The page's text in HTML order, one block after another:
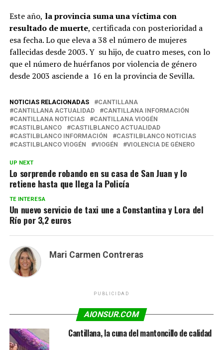
Este año, la provincia suma una víctima con
resultado de muerte, certificada con posterioridad a
esa fecha. Lo que eleva a 38 el número de mujeres
fallecidas desde 2003. Y su hijo, de cuatro meses, con lo
que el número de huérfanos por violencia de género
desde 2003 asciende a 16 en la provincia de Sevilla.
NOTICIAS RELACIONADAS
CANTILLANA
CANTILLANA ACTUALIDAD
CANTILLANA INFORMACIÓN
CANTILLANA NOTICIAS
CANTILLANA VIOGÉN
CASTILBLANCO
CASTILBLANCO ACTUALIDAD
CASTILBLANCO INFORMACIÓN
CASTILBLANCO NOTICIAS
CASTILBLANCO VIOGÉN
VIOGÉN VIOLENCIA DE GÉNERO
UP NEXT
Lo sorprende robando en su casa de San Juan y lo
retiene hasta que llega la Policía
TE INTERESA
Un nuevo servicio de taxi une a Constantina y Lora del
Río por 3,2 euros
Mari Carmen Contreras
PUBLICIDAD
AIONSUR.COM
Cantillana, la cuna del mantoncillo de calidad